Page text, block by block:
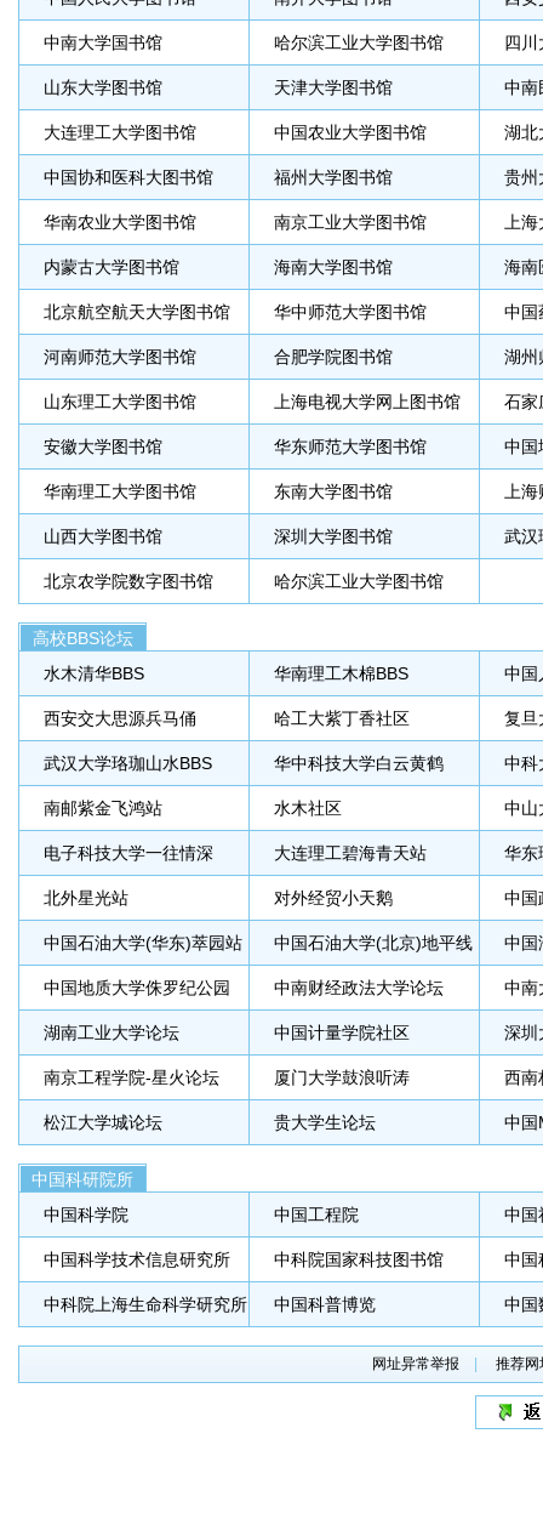
中南大学国书馆 哈尔滨工业大学图书馆 四川
山东大学图书馆 天津大学图书馆 中南
大连理工大学图书馆 中国农业大学图书馆 湖北
中国协和医科大图书馆 福州大学图书馆 贵州
华南农业大学图书馆 南京工业大学图书馆 上
内蒙古大学图书馆 海南大学图书馆 海南
北京航空航天大学图书馆 华中师范大学图书馆 中国
河南师范大学图书馆 合肥学院图书馆 湖州
山东理工大学图书馆 上海电视大学网上图书馆 石家
安徽大学图书馆 华东师范大学图书馆 中国
华南理工大学图书馆 东南大学图书馆 上
山西大学图书馆 深圳大学图书馆 武汉
北京农学院数字图书馆 哈尔滨工业大学图书馆
高校BBS论坛
水木清华BBS
华南理工木棉BBS 中国
西安交大思源兵马俑 哈工大紫丁香社区 复旦
武汉大学珞珈山水BBS 华中科技大学白云黄鹤 中科
南邮紫金飞鸿站 水木社区 中山
电子科技大学一往情深 大连理工碧海青天站 华东
北外星光站 对外经贸小天鹅 中国
中国石油大学(华东)萃园站 中国石油大学(北京)地平线 中国
中国地质大学侏罗纪公园 中南财经政法大学论坛 中南
湖南工业大学论坛 中国计量学院社区 深圳
南京工程学院-星火论坛 厦门大学鼓浪听涛 西南
松江大学城论坛 贵大学生论坛 中国
中国科研院所
中国科学院
中国工程院 中国
中国科学技术信息研究所 中科院国家科技图书馆 中国
中科院上海生命科学研究所 中国科普博览 中国
网址异常举报 推荐网